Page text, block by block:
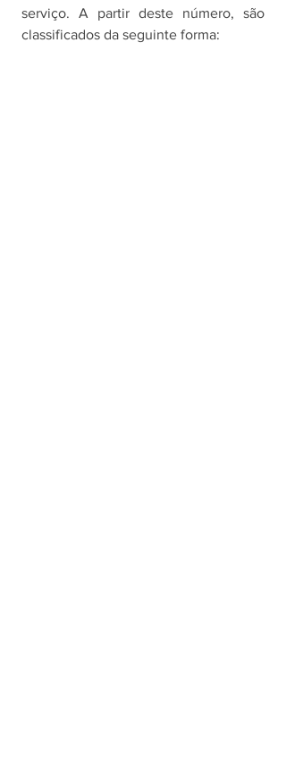
serviço. A partir deste número, são
classificados da seguinte forma: